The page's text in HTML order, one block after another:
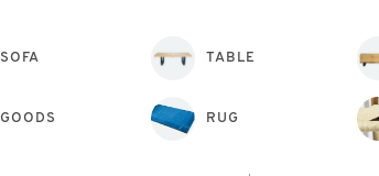
SOFA TABLE
GOODS RUG